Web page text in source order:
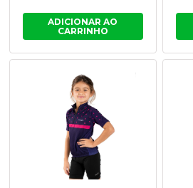
ADICIONAR AO
CARRINHO